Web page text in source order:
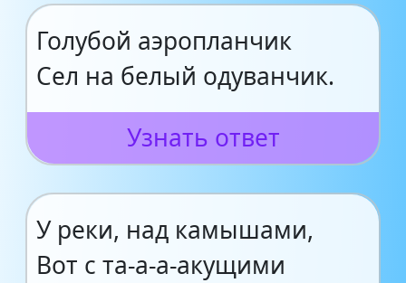
Голубой аэропланчик
Сел на белый одуванчик.
Узнать ответ
У реки, над камышами,
Вот с та-а-а-акущими